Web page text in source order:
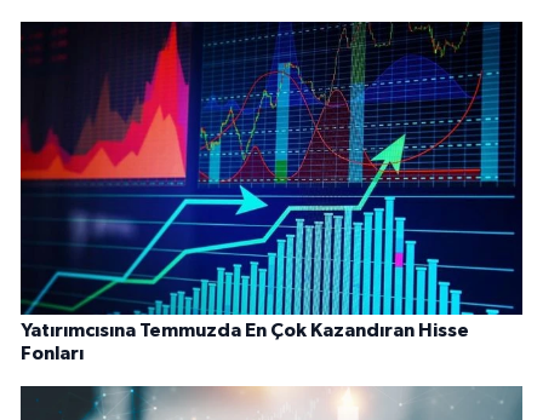
Yatırımcısına Temmuzda En Çok Kazandıran Hisse
Fonları